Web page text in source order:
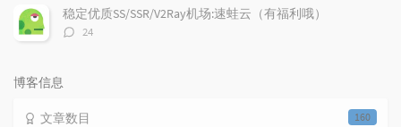
数：
稳定优质SS/SSR/V2Ray机场:速蛙云（有福利哦）
评
24
博客信息
160
文章数目